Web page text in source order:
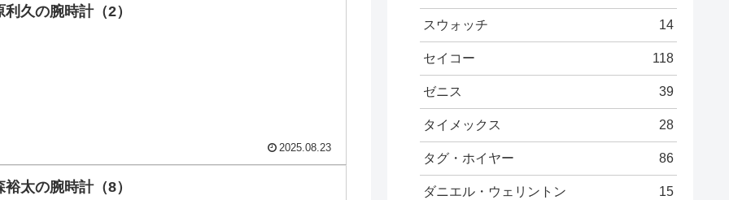
利久の腕時計（2）
2025.08.23
裕太の腕時計（8）
スウォッチ 14
セイコー 118
ゼニス 39
タイメックス 28
タグ・ホイヤー 86
ダニエル・ウェリントン 15